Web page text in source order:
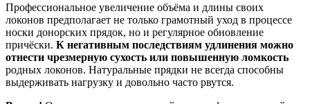
Профессиональное увеличение объёма и длины своих
локонов предполагает не только грамотный уход в процессе
носки донорских прядок, но и регулярное обновление
причёски. К негативным последствиям удлинения можно
отнести чрезмерную сухость или повышенную ломкость
родных локонов. Натуральные прядки не всегда способны
выдерживать нагрузку и довольно часто рвутся.